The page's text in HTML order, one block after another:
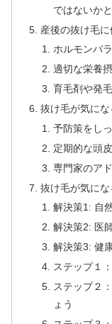
ではないか
産後の抜け毛
ホルモンバ
適切な栄養
育毛剤や発
抜け毛が気に
予防策をし
定期的な頭
専門家のア
抜け毛が気に
解決策1: 自
解決策2: 医
解決策3: 健
ステップ１
ステップ２
ょう